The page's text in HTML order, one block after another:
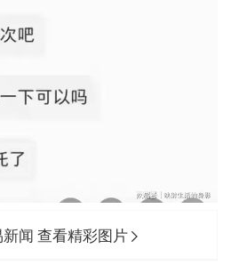
闻 查看精彩图片